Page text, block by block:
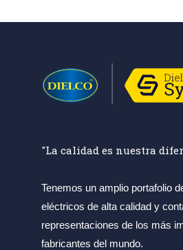
"La calidad es nuestra
Tenemos un amplio portafolio
eléctricos de alta calidad y
representaciones de los más
fabricantes del mundo.